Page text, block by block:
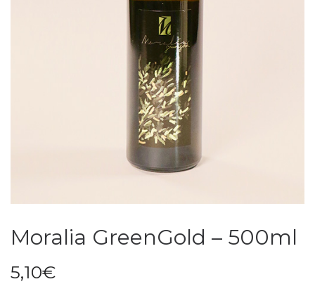
Moralia GreenGold – 500ml
5,10€